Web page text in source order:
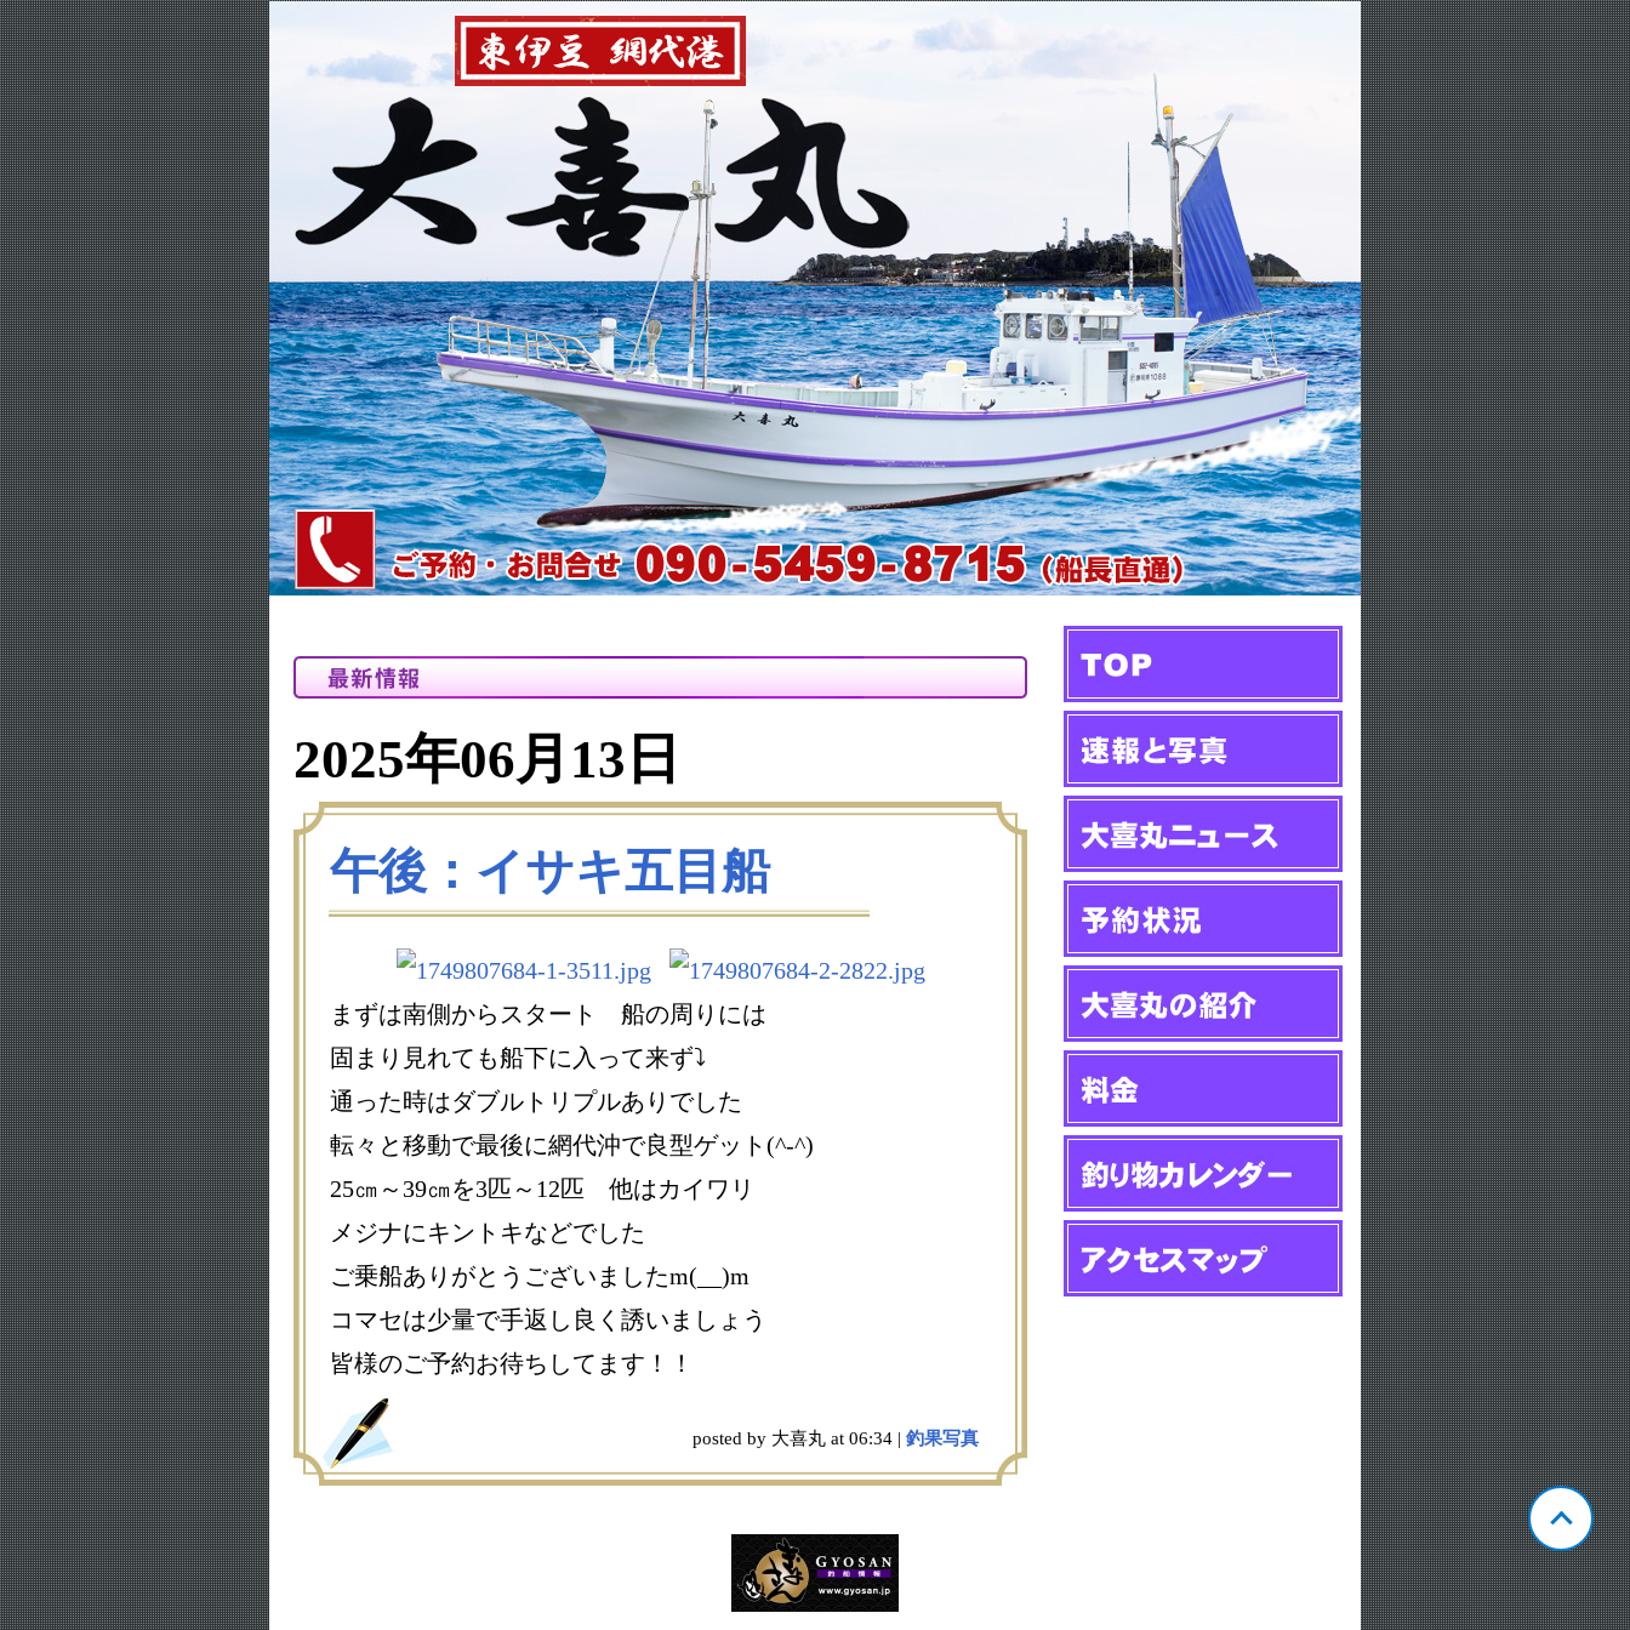
2025年06月13日
午後：イサキ五目船
まずは南側からスタート 船の周りには
固まり見れても船下に入って来ず⤵️
通った時はダブルトリプルありでした
転々と移動で最後に網代沖で良型ゲット(^-^)
25㎝～39㎝を3匹～12匹 他はカイワリ
メジナにキントキなどでした
ご乗船ありがとうございましたm(__)m
コマセは少量で手返し良く誘いましょう
皆様のご予約お待ちしてます！！
posted by 大喜丸 at 06:34 | 釣果写真